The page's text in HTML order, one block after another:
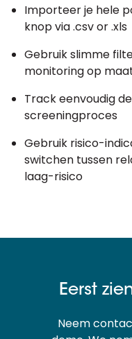
Importeer je hele
knop via .csv or .xls
Gebruik slimme
monitoring op
Track eenvoudig
screeningproces
Gebruik risico-
switchen tussen
laag-risico
Eerst
Neem